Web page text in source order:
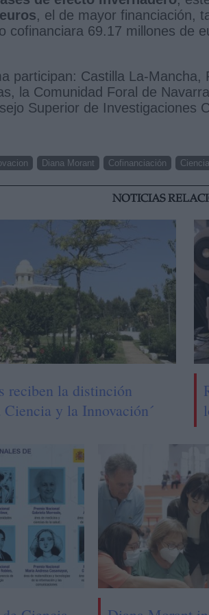
, el de mayor financiación,
cofinanciara 69.17 millones de
participan: Castilla La-
la Comunidad Foral de
Superior de Investigaciones
Diana Morant Cofinanciación
NOTICIAS
reciben la distinción
y la Innovación´